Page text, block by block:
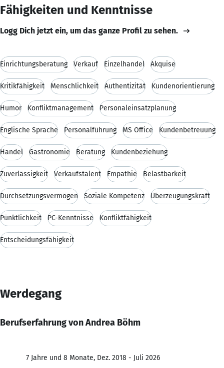
Fähigkeiten und Kenntnisse
Logg Dich jetzt ein, um das ganze Profil zu sehen.
Einrichtungsberatung Verkauf Einzelhandel Akquise
Kritikfähigkeit Menschlichkeit Authentizität Kundenorientierung
Humor Konfliktmanagement Personaleinsatzplanung
Englische Sprache Personalführung MS Office Kundenbetreuung
Handel Gastronomie Beratung Kundenbeziehung
Zuverlässigkeit Verkaufstalent Empathie Belastbarkeit
Durchsetzungsvermögen Soziale Kompetenz Überzeugungskraft
Pünktlichkeit PC-Kenntnisse Konfliktfähigkeit
Entscheidungsfähigkeit
Werdegang
Berufserfahrung von Andrea Böhm
7 Jahre und 8 Monate, Dez. 2018 - Juli 2026